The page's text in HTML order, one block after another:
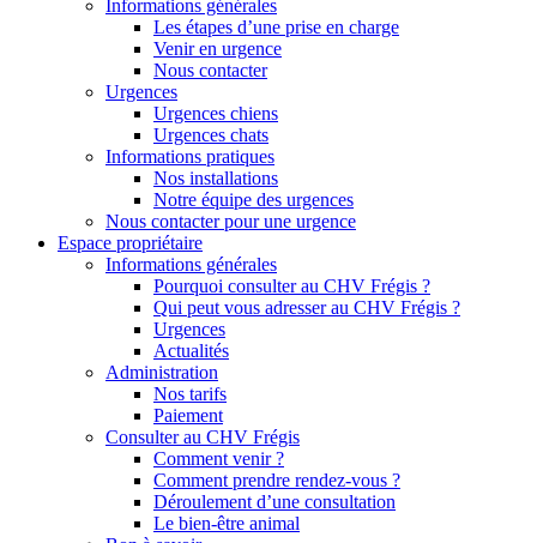
Informations générales
Les étapes d’une prise en charge
Venir en urgence
Nous contacter
Urgences
Urgences chiens
Urgences chats
Informations pratiques
Nos installations
Notre équipe des urgences
Nous contacter pour une urgence
Espace propriétaire
Informations générales
Pourquoi consulter au CHV Frégis ?
Qui peut vous adresser au CHV Frégis ?
Urgences
Actualités
Administration
Nos tarifs
Paiement
Consulter au CHV Frégis
Comment venir ?
Comment prendre rendez-vous ?
Déroulement d’une consultation
Le bien-être animal